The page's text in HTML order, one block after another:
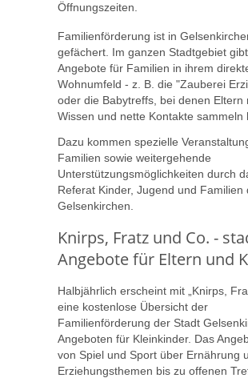
Öffnungszeiten.
Familienförderung ist in
gefächert. Im ganzen Stadtgebiet
Angebote für Familien in ihrem
Wohnumfeld - z. B. die "Zauberei
oder die Babytreffs, bei denen Eltern
Wissen und nette Kontakte sammeln
Dazu kommen spezielle
Familien sowie weitergehende
Unterstützungsmöglichkeiten durch
Referat Kinder, Jugend und Familien
Gelsenkirchen.
Knirps, Fratz und Co. -
Angebote für Eltern und
Halbjährlich erscheint mit „Knirps,
eine kostenlose Übersicht der
Familienförderung der Stadt
Angeboten für Kleinkinder. Das
von Spiel und Sport über Ernährung
Erziehungsthemen bis zu offenen